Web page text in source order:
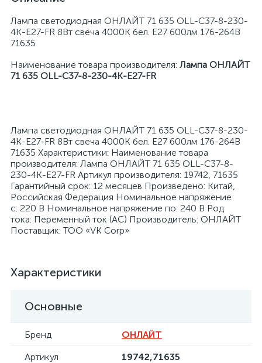
Лампа светодиодная ОНЛАЙТ 71 635 OLL-C37-8-230-
4K-E27-FR 8Вт свеча 4000К бел. E27 600лм 176-264В
71635
Наименование товара производителя: Лампа ОНЛАЙТ
71 635 OLL-C37-8-230-4K-E27-FR
Лампа светодиодная ОНЛАЙТ 71 635 OLL-C37-8-230-
4K-E27-FR 8Вт свеча 4000К бел. E27 600лм 176-264В
71635 Характеристики: Наименование товара
производителя: Лампа ОНЛАЙТ 71 635 OLL-C37-8-
230-4K-E27-FR Артикул производителя: 19742, 71635
Гарантийный срок: 12 месяцев Произведено: Китай,
Российская Федерация Номинальное напряжение
с: 220 В Номинальное напряжение по: 240 В Род
тока: Переменный ток (AC) Производитель: ОНЛАЙТ
Поставщик: ТОО «VK Corp»
Характеристики
Основные
Бренд
ОНЛАЙТ
Артикул
19742,71635